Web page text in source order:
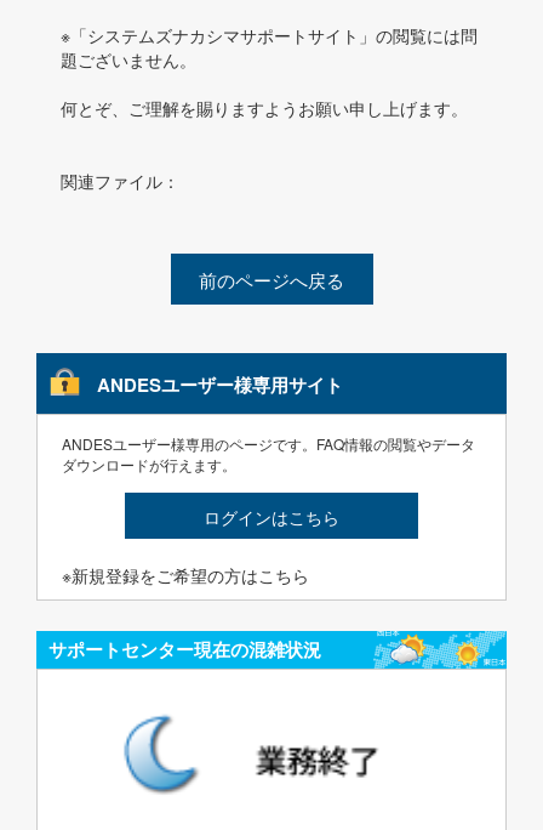
※「システムズナカシマサポートサイト」の閲覧には問
題ございません。
何とぞ、ご理解を賜りますようお願い申し上げます。
関連ファイル：
前のページへ戻る
ANDESユーザー様専用サイト
ANDESユーザー様専用のページです。FAQ情報の閲覧やデータ
ダウンロードが行えます。
ログインはこちら
※新規登録をご希望の方はこちら
サポートセンター現在の混雑状況